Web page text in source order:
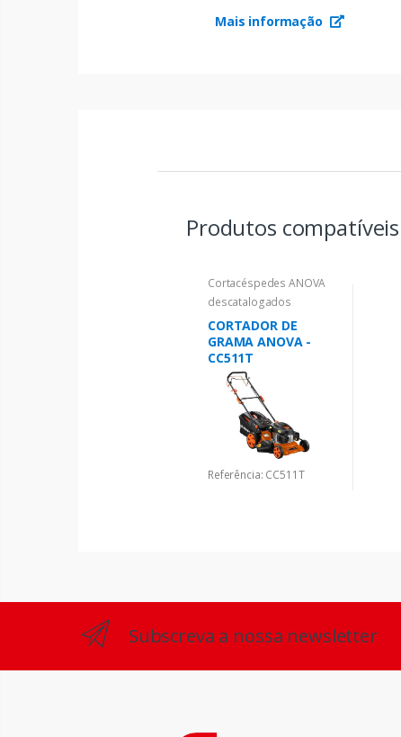
Mais informação
Produtos
Cortacéspedes ANOVA
descatalogados
CORTADOR DE
GRAMA ANOVA -
CC511T
Referência: CC511T
Subscreva a nossa newsletter